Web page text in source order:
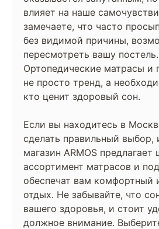
влияет на наше
замечаете, что часто
без видимой причины,
пересмотреть вашу постель.
Ортопедические матрасы
не просто тренд, а
кто ценит здоровый сон.
Если вы находитесь в
сделать правильный выбор,
магазин ARMOS
ассортимент матрасов и
обеспечат вам комфортный
отдых. Не забывайте, что
вашего здоровья, и стоит
должное внимание.